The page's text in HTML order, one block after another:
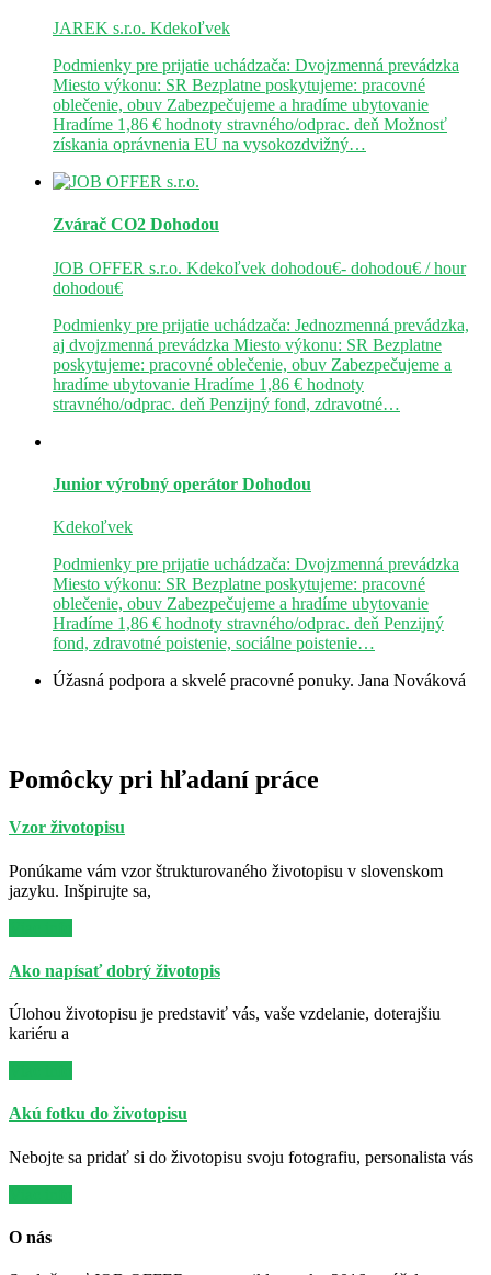
JAREK s.r.o. Kdekoľvek
Podmienky pre prijatie uchádzača: Dvojzmenná prevádzka
Miesto výkonu: SR Bezplatne poskytujeme: pracovné
oblečenie, obuv Zabezpečujeme a hradíme ubytovanie
Hradíme 1,86 € hodnoty stravného/odprac. deň Možnosť
získania oprávnenia EU na vysokozdvižný…
Zvárač CO2 Dohodou
JOB OFFER s.r.o. Kdekoľvek dohodou€- dohodou€ / hour
dohodou€
Podmienky pre prijatie uchádzača: Jednozmenná prevádzka,
aj dvojzmenná prevádzka Miesto výkonu: SR Bezplatne
poskytujeme: pracovné oblečenie, obuv Zabezpečujeme a
hradíme ubytovanie Hradíme 1,86 € hodnoty
stravného/odprac. deň Penzijný fond, zdravotné…
Junior výrobný operátor Dohodou
Kdekoľvek
Podmienky pre prijatie uchádzača: Dvojzmenná prevádzka
Miesto výkonu: SR Bezplatne poskytujeme: pracovné
oblečenie, obuv Zabezpečujeme a hradíme ubytovanie
Hradíme 1,86 € hodnoty stravného/odprac. deň Penzijný
fond, zdravotné poistenie, sociálne poistenie…
Úžasná podpora a skvelé pracovné ponuky. Jana Nováková
Pomôcky pri hľadaní práce
Vzor životopisu
Ponúkame vám vzor štrukturovaného životopisu v slovenskom
jazyku. Inšpirujte sa,
Ako napísať dobrý životopis
Úlohou životopisu je predstaviť vás, vaše vzdelanie, doterajšiu
kariéru a
Akú fotku do životopisu
Nebojte sa pridať si do životopisu svoju fotografiu, personalista vás
O nás